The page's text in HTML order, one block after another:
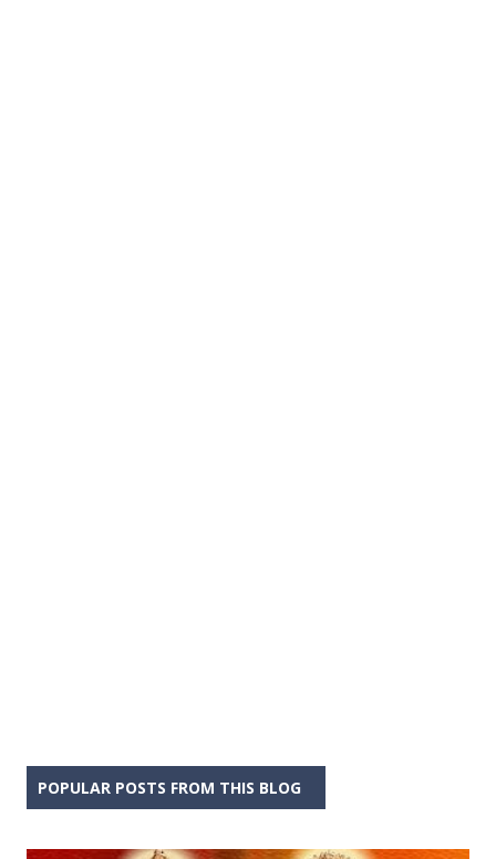
POPULAR POSTS FROM THIS BLOG